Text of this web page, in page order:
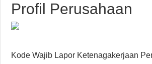
Profil Perusahaan
Kode Wajib Lapor Ketenagakerjaan